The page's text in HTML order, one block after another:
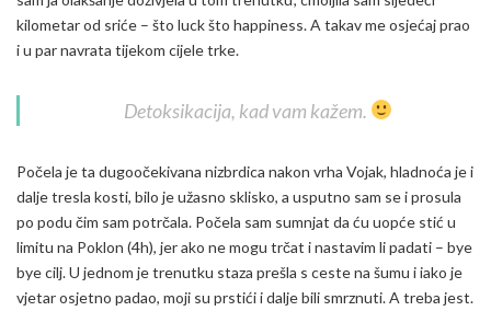
kilometar od sriće – što luck što happiness. A takav me osjećaj prao
i u par navrata tijekom cijele trke.
Detoksikacija, kad vam kažem.
Počela je ta dugoočekivana nizbrdica nakon vrha Vojak, hladnoća je i
dalje tresla kosti, bilo je užasno sklisko, a usputno sam se i prosula
po podu čim sam potrčala. Počela sam sumnjat da ću uopće stić u
limitu na Poklon (4h), jer ako ne mogu trčat i nastavim li padati – bye
bye cilj. U jednom je trenutku staza prešla s ceste na šumu i iako je
vjetar osjetno padao, moji su prstići i dalje bili smrznuti. A treba jest.